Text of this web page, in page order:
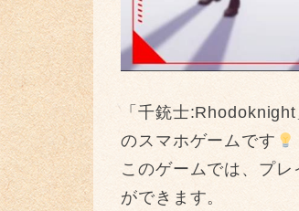
「千銃士
のスマホゲームです
このゲームでは、プ
ができます。